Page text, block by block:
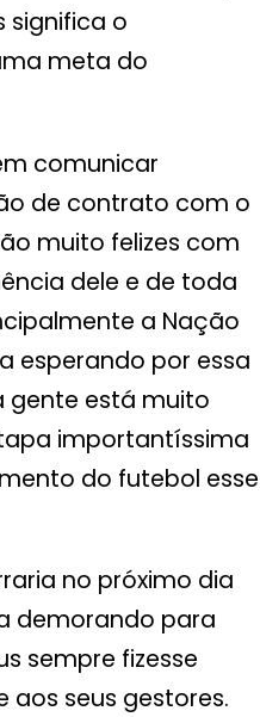
significa o
meta do
comunicar
de contrato com o
muito felizes com
dele e de toda
a Nação
esperando por essa
gente está muito
importantíssima
do futebol esse
no próximo dia
demorando para
sempre fizesse
aos seus gestores.